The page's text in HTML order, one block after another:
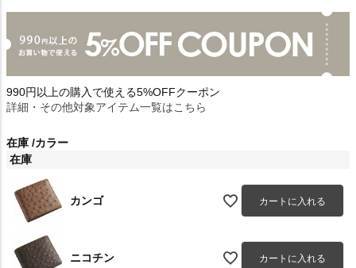
990円以上の購入で使える5%OFFクーポン
詳細・その他対象アイテム一覧はこちら
在庫 カラー
在庫
カンゴ カートに入れる
ニコチン カートに入れる